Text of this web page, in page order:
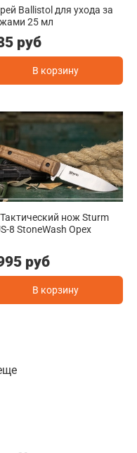
Ballistol для ухода за
25 мл
руб
В корзину
нож Sturm
8 StoneWash Орех
руб
В корзину